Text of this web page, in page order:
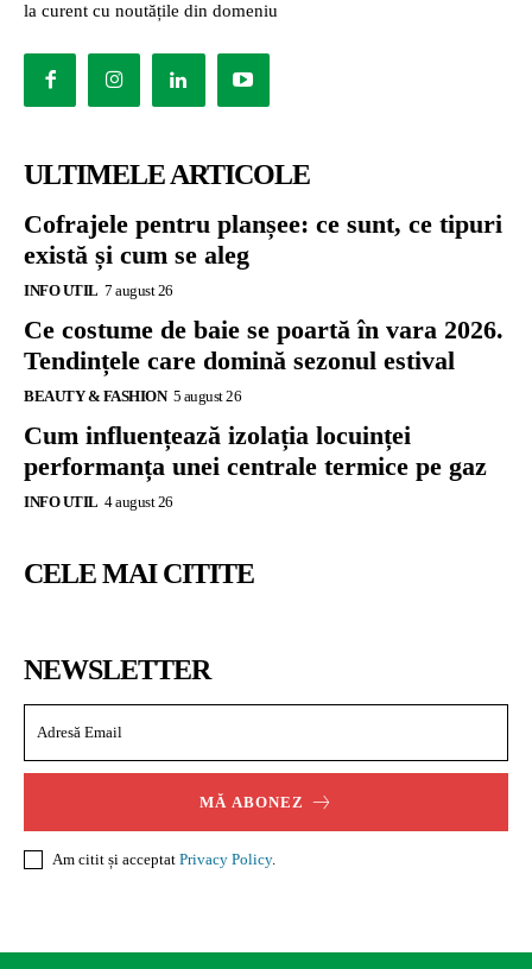
la curent cu noutățile din domeniu
ULTIMELE ARTICOLE
Cofrajele pentru planșee: ce sunt, ce tipuri
există și cum se aleg
INFO UTIL 7 august 26
Ce costume de baie se poartă în vara 2026.
Tendințele care domină sezonul estival
BEAUTY & FASHION 5 august 26
Cum influențează izolația locuinței
performanța unei centrale termice pe gaz
INFO UTIL 4 august 26
CELE MAI CITITE
NEWSLETTER
MĂ ABONEZ
Am citit și acceptat Privacy Policy.